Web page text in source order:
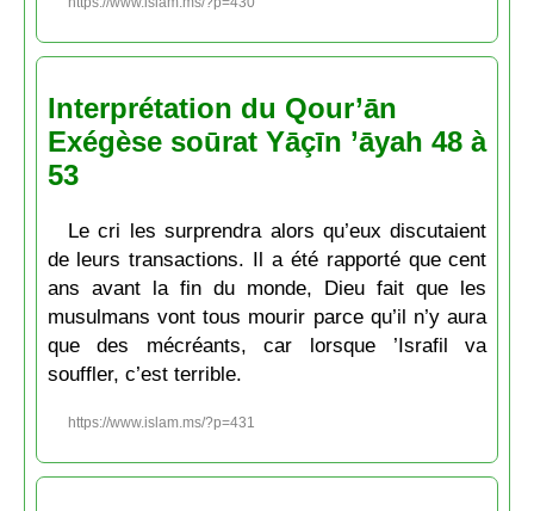
Interprétation du Qour’ān
Exégèse soūrat Yāçīn ’āyah 48 à
53
Le cri les surprendra alors qu’eux discutaient
de leurs transactions. Il a été rapporté que cent
ans avant la fin du monde, Dieu fait que les
musulmans vont tous mourir parce qu’il n’y aura
que des mécréants, car lorsque ’Israfil va
souffler, c’est terrible.
https://www.islam.ms/?p=431